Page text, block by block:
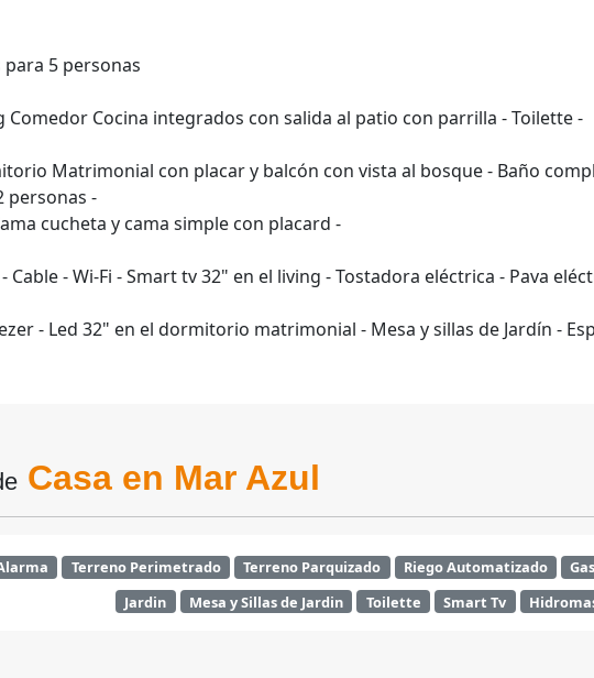
para 5 personas
Comedor Cocina integrados con salida al patio con parrilla - Toilette -
Matrimonial con placar y balcón con vista al bosque - Baño
personas -
cucheta y cama simple con placard -
Cable - Wi-Fi - Smart tv 32" en el living - Tostadora eléctrica - Pava
- Led 32" en el dormitorio matrimonial - Mesa y sillas de Jardín -
Casa en Mar Azul
Terreno Perimetrado Terreno Parquizado Riego Automatizado
Jardin
Mesa y Sillas de Jardin Toilette Smart Tv